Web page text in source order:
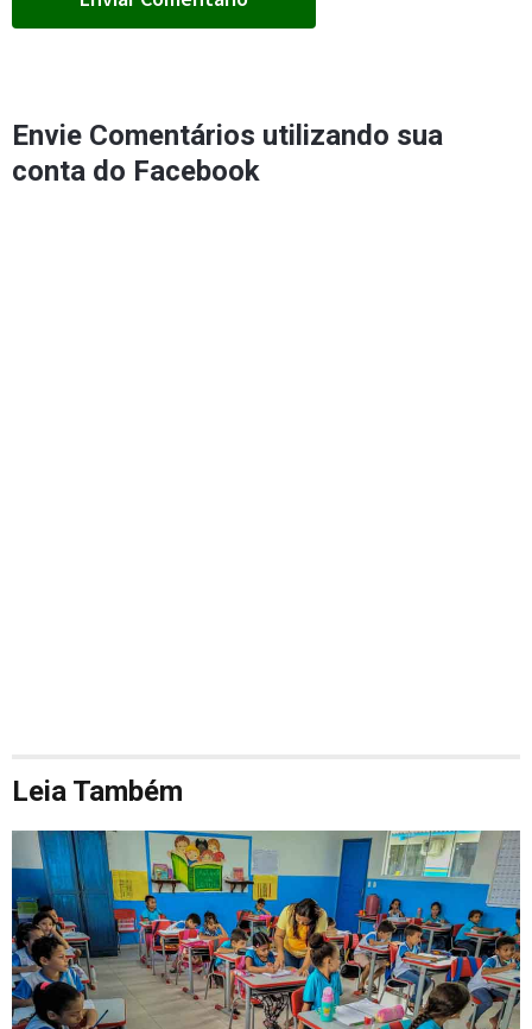
Envie Comentários utilizando sua
conta do Facebook
Leia Também